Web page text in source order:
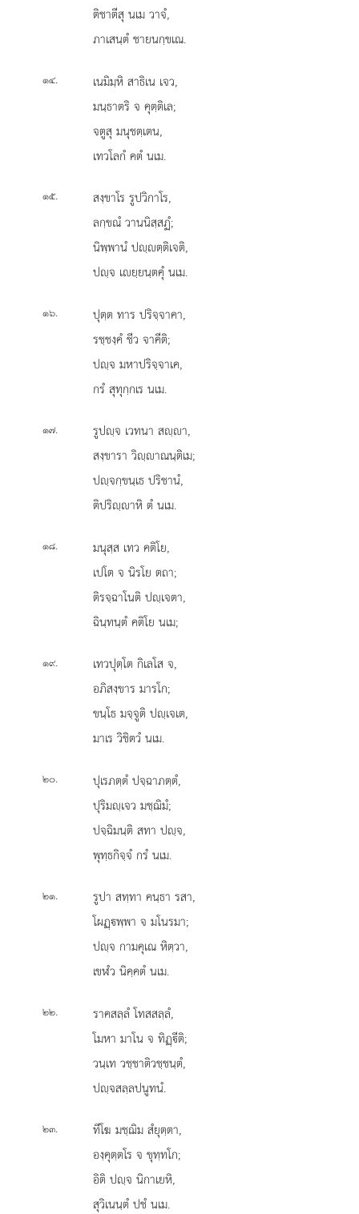
ติชาตีสุ นเม วาจํ,
ภาเสนฺตํ ชายนกฺขเณ.
๑๔. เนมิมฺหิ สาธิเน เจว,
มนฺธาตริ จ คุตฺติเล;
จตูสุ มนุชตฺเตน,
เทวโลกํ คตํ นเม.
๑๕.
สงฺขาโร รูปวิกาโร,
ลกฺขณํ วานนิสฺสฏํ;
นิพฺพานํ ปฺตฺติเจติ,
ปฺจ เยฺยนฺตคุํ นเม.
๑๖.
ปุตฺต ทาร ปริจฺจาคา,
รชฺชงฺคํ ชีว จาคีติ;
ปฺจ มหาปริจฺจาเค,
กรํ สุทุกฺกเร นเม.
๑๗. รูปฺจ เวทนา สฺา,
สงฺขารา วิฺาณนฺติเม;
ปฺจกฺขนฺเธ ปริชานํ,
ติปริฺาหิ ตํ นเม.
๑๘.
มนุสฺส เทว คติโย,
เปโต จ นิรโย ตถา;
ติรจฺฉาโนติ ปฺเจตา,
ฉินฺทนฺตํ คติโย นเม;
๑๙. เทวปุตฺโต กิเลโส จ,
อภิสงฺขาร มารโก;
ขนฺโธ มจฺจูติ ปฺเจเต,
มาเร วิชิตวํ นเม.
๒๐.
ปุเรภตฺตํ ปจฺฉาภตฺตํ,
ปุริมฺเจว มชฺฌิมํ;
ปจฺฉิมนฺติ สทา ปฺจ,
พุทฺธกิจฺจํ กรํ นเม.
๒๑. รูปา สทฺทา คนฺธา รสา,
โผฏฺพฺพา จ มโนรมา;
ปฺจ กามคุเณ หิตฺวา,
เขฬํว นิคฺคตํ นเม.
๒๒. ราคสลฺลํโทสสลฺลํ,
โมหา มาโน จ ทิฏฺีติ;
วนฺเท วชฺชาติวชฺชนฺตํ,
ปฺจสลฺลปนูทนํ.
๒๓.
ทีโฆ มชฺฌิม สํยุตฺตา,
องฺคุตฺตโร จ ขุทฺทโก;
อิติ ปฺจ นิกาเยหิ,
สุวิเนนฺตํ ปชํ นเม.